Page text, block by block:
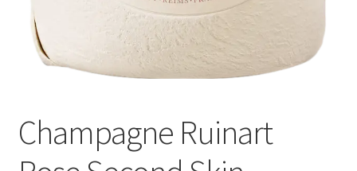
Champagne Ruinart